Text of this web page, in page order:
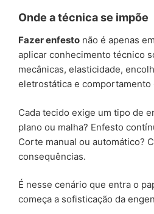
Onde a técnica se impõe
Fazer enfesto não é apenas
aplicar conhecimento técnico
mecânicas, elasticidade,
eletrostática e comportamento
Cada tecido exige um tipo de
plano ou malha? Enfesto
Corte manual ou automático?
consequências.
É nesse cenário que entra o
começa a sofisticação da